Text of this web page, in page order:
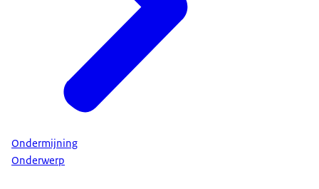
Ondermijning
Onderwerp